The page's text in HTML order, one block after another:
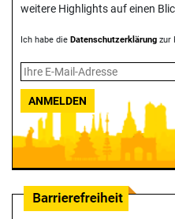
weitere Highlights auf einen
Ich habe die Datenschutzerklärung zur
ANMELDEN